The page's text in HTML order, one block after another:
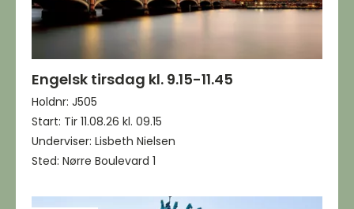
Engelsk tirsdag kl. 9.15-11.45
Holdnr: J505
Start: Tir 11.08.26 kl. 09.15
Underviser: Lisbeth Nielsen
Sted: Nørre Boulevard 1